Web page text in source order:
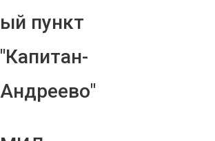
ый пункт
"Капитан-
Андреево"